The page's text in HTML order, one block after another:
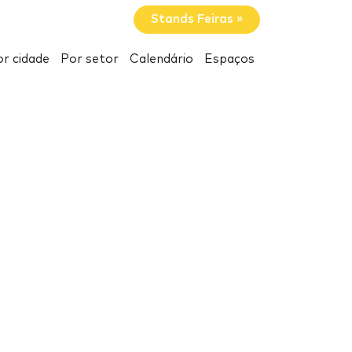
Stands Feiras »
cidade Por setor Calendário Espaços